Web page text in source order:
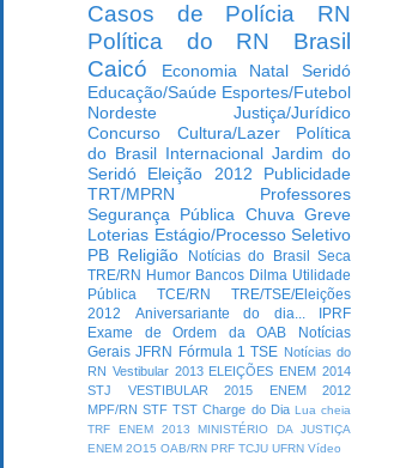
Casos de Polícia
RN
Política do RN
Brasil
Caicó
Economia Natal
Seridó
Educação/Saúde Esportes/Futebol
Nordeste
Justiça/Jurídico
Concurso
Cultura/Lazer
Política
do Brasil Internacional Jardim do
Seridó
Eleição 2012
Publicidade
TRT/MPRN
Professores
Segurança Pública Chuva Greve
Loterias Estágio/Processo Seletivo
PB Religião Notícias do Brasil
Seca
TRE/RN Humor Bancos Dilma Utilidade
Pública
TCE/RN
TRE/TSE/Eleições
2012
Aniversariante do dia...
IPRF
Exame de Ordem da OAB
Notícias
Gerais JFRN Fórmula 1 TSE Notícias do
RN Vestibular 2013 ELEIÇÕES ENEM 2014
STJ
VESTIBULAR 2015
ENEM 2012
MPF/RN STF TST Charge do Dia Lua cheia
TRF
ENEM 2013
MINISTÉRIO DA JUSTIÇA
ENEM 2O15 OAB/RN PRF TCJU UFRN Vídeo